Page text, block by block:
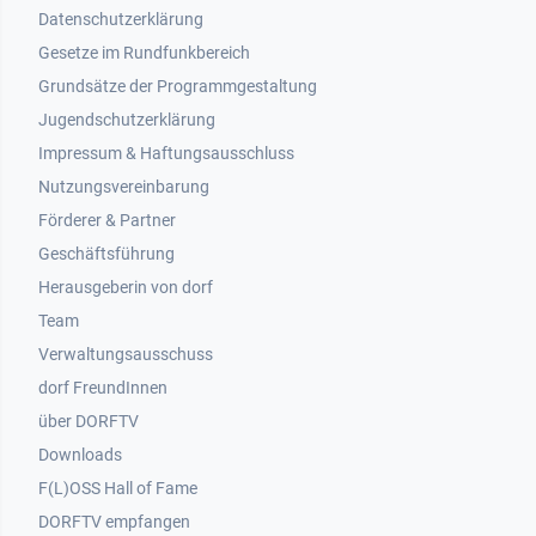
Datenschutzerklärung
Gesetze im Rundfunkbereich
Grundsätze der Programmgestaltung
Jugendschutzerklärung
Impressum & Haftungsausschluss
Nutzungsvereinbarung
Footer 2
Förderer & Partner
Geschäftsführung
Herausgeberin von dorf
Team
Verwaltungsausschuss
dorf FreundInnen
Footer 3
über DORFTV
Downloads
F(L)OSS Hall of Fame
Footer 4
DORFTV empfangen